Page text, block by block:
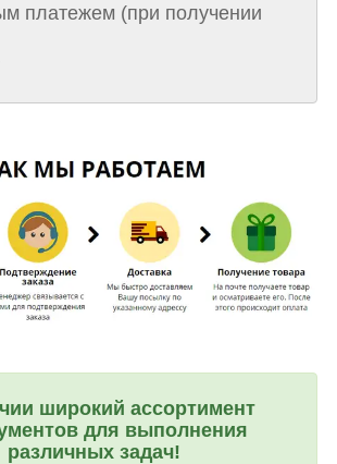
платежем (при получении
широкий ассортимент
для выполнения
различных задач!